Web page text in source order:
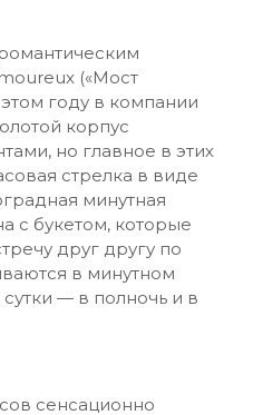
(«Мост
году в компании
корпус
но главное в этих
стрелка в виде
минутная
с букетом, которые
друг другу по
в минутном
— в полночь и в
сенсационно